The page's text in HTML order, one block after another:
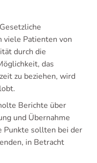
viele Patienten von
durch die
das
zu beziehen, wird
Berichte über
und Übernahme
Punkte sollten bei der
in Betracht